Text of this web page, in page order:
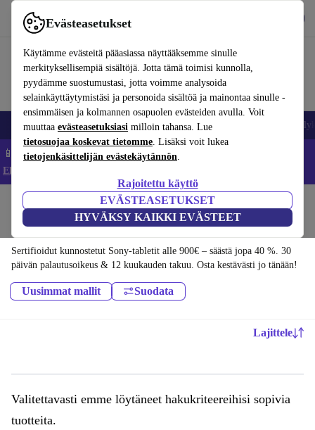
Evästeasetukset
Käytämme evästeitä pääasiassa näyttääksemme sinulle
merkityksellisempiä sisältöjä. Jotta tämä toimisi kunnolla,
pyydämme suostumustasi, jotta voimme analysoida
selainkäyttäytymistäsi ja personoida sisältöä ja mainontaa sinulle -
ensimmäisen ja kolmannen osapuolen evästeiden avulla. Voit
muuttaa evästeasetuksiasi milloin tahansa. Lue
tietosuojaa koskevat tietomme. Lisäksi voit lukea
tietojenkäsittelijän evästekäytännön.
Rajoitettu käyttö
EVÄSTEASETUKSET
HYVÄKSY KAIKKI EVÄSTEET
Käytä refurbed-palvelua nopeasti ja helposti
Matkapuhelimet ja älypuhelimet Kannettavat tietokoneet
📱 Säästä 5 % LISÄÄ iPhoneista – Koodi: IPHONEDEAL –
Ehdot ja säännöt
Sony-tabletit:
Sertifioidut kunnostetut Sony-tabletit alle 900€ – säästä jopa 40 %. 30
päivän palautusoikeus & 12 kuukauden takuu. Osta kestävästi jo tänään!
Uusimmat mallit Suodata
Lajittele
Valitettavasti emme löytäneet hakukriteereihisi sopivia
tuotteita.